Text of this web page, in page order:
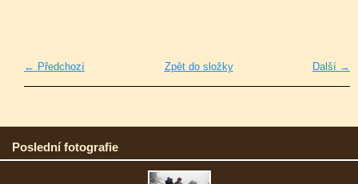
← Předchozí Další →
Zpět do složky
Poslední fotografie